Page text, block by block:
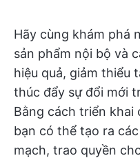
Hãy cùng khám phá
sản phẩm nội bộ và
hiệu quả, giảm thiểu
thúc đẩy sự đổi mới
Bằng cách triển khai
bạn có thể tạo ra
mạch, trao quyền